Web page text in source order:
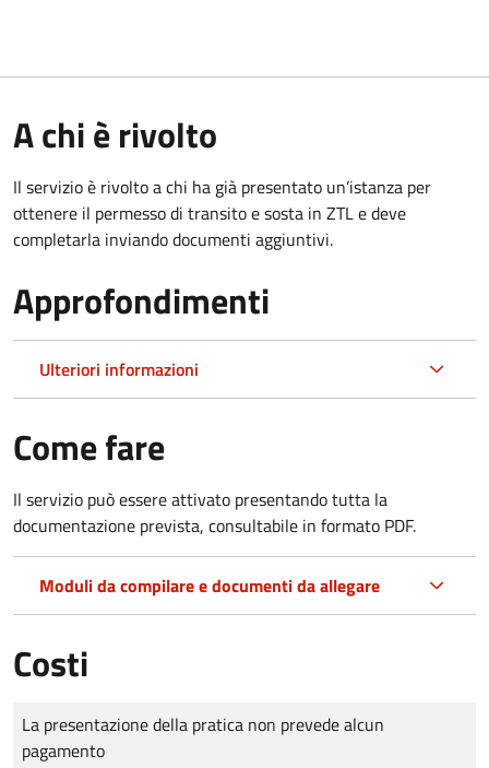
A chi è rivolto
Il servizio è rivolto a chi ha già presentato un’istanza per
ottenere il permesso di transito e sosta in ZTL e deve
completarla inviando documenti aggiuntivi.
Approfondimenti
Ulteriori informazioni
Come fare
Il servizio può essere attivato presentando tutta la
documentazione prevista, consultabile in formato PDF.
Moduli da compilare e documenti da allegare
Costi
Tipo di pagamento
Importo
La presentazione della pratica non prevede alcun
pagamento